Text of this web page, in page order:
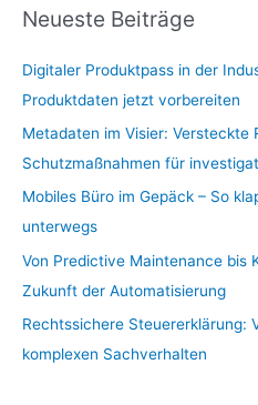
Neueste Beiträge
Digitaler Produktpass in der
Produktdaten jetzt vorbereiten
Metadaten im Visier: Versteckte
Schutzmaßnahmen für
Mobiles Büro im Gepäck – So
unterwegs
Von Predictive Maintenance bis
Zukunft der Automatisierung
Rechtssichere Steuererklärung:
komplexen Sachverhalten